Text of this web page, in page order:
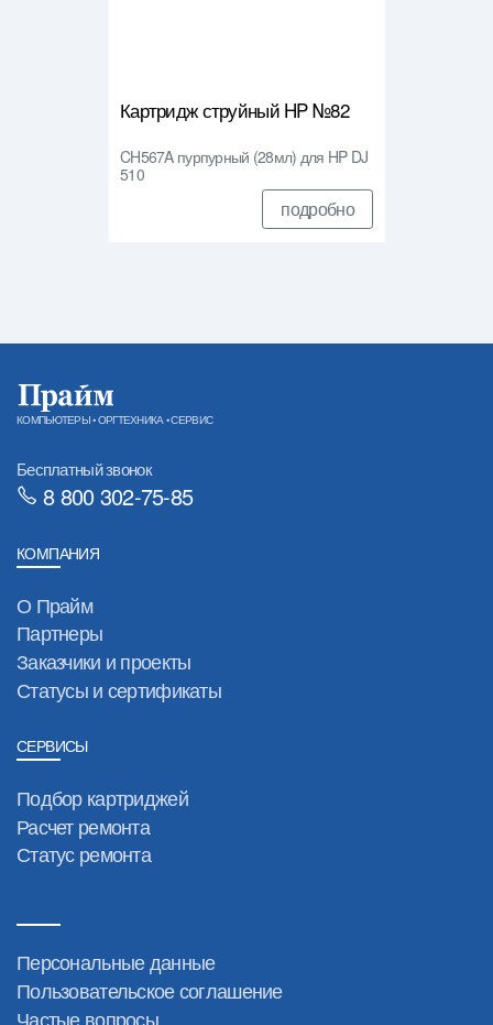
Картридж струйный HP №82
CH567A пурпурный (28мл) для HP DJ
510
подробно
КОМПЬЮТЕРЫ • ОРГТЕХНИКА • СЕРВИС
Бесплатный звонок
8 800 302-75-85
КОМПАНИЯ
О Прайм
Партнеры
Заказчики и проекты
Статусы и сертификаты
СЕРВИСЫ
Подбор картриджей
Расчет ремонта
Статус ремонта
Персональные данные
Пользовательское соглашение
Частые вопросы